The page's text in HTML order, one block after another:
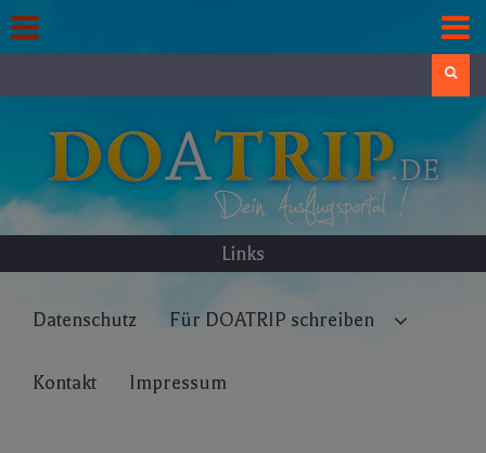
to
content
Links
Datenschutz Für DOATRIP schreiben
Kontakt Impressum